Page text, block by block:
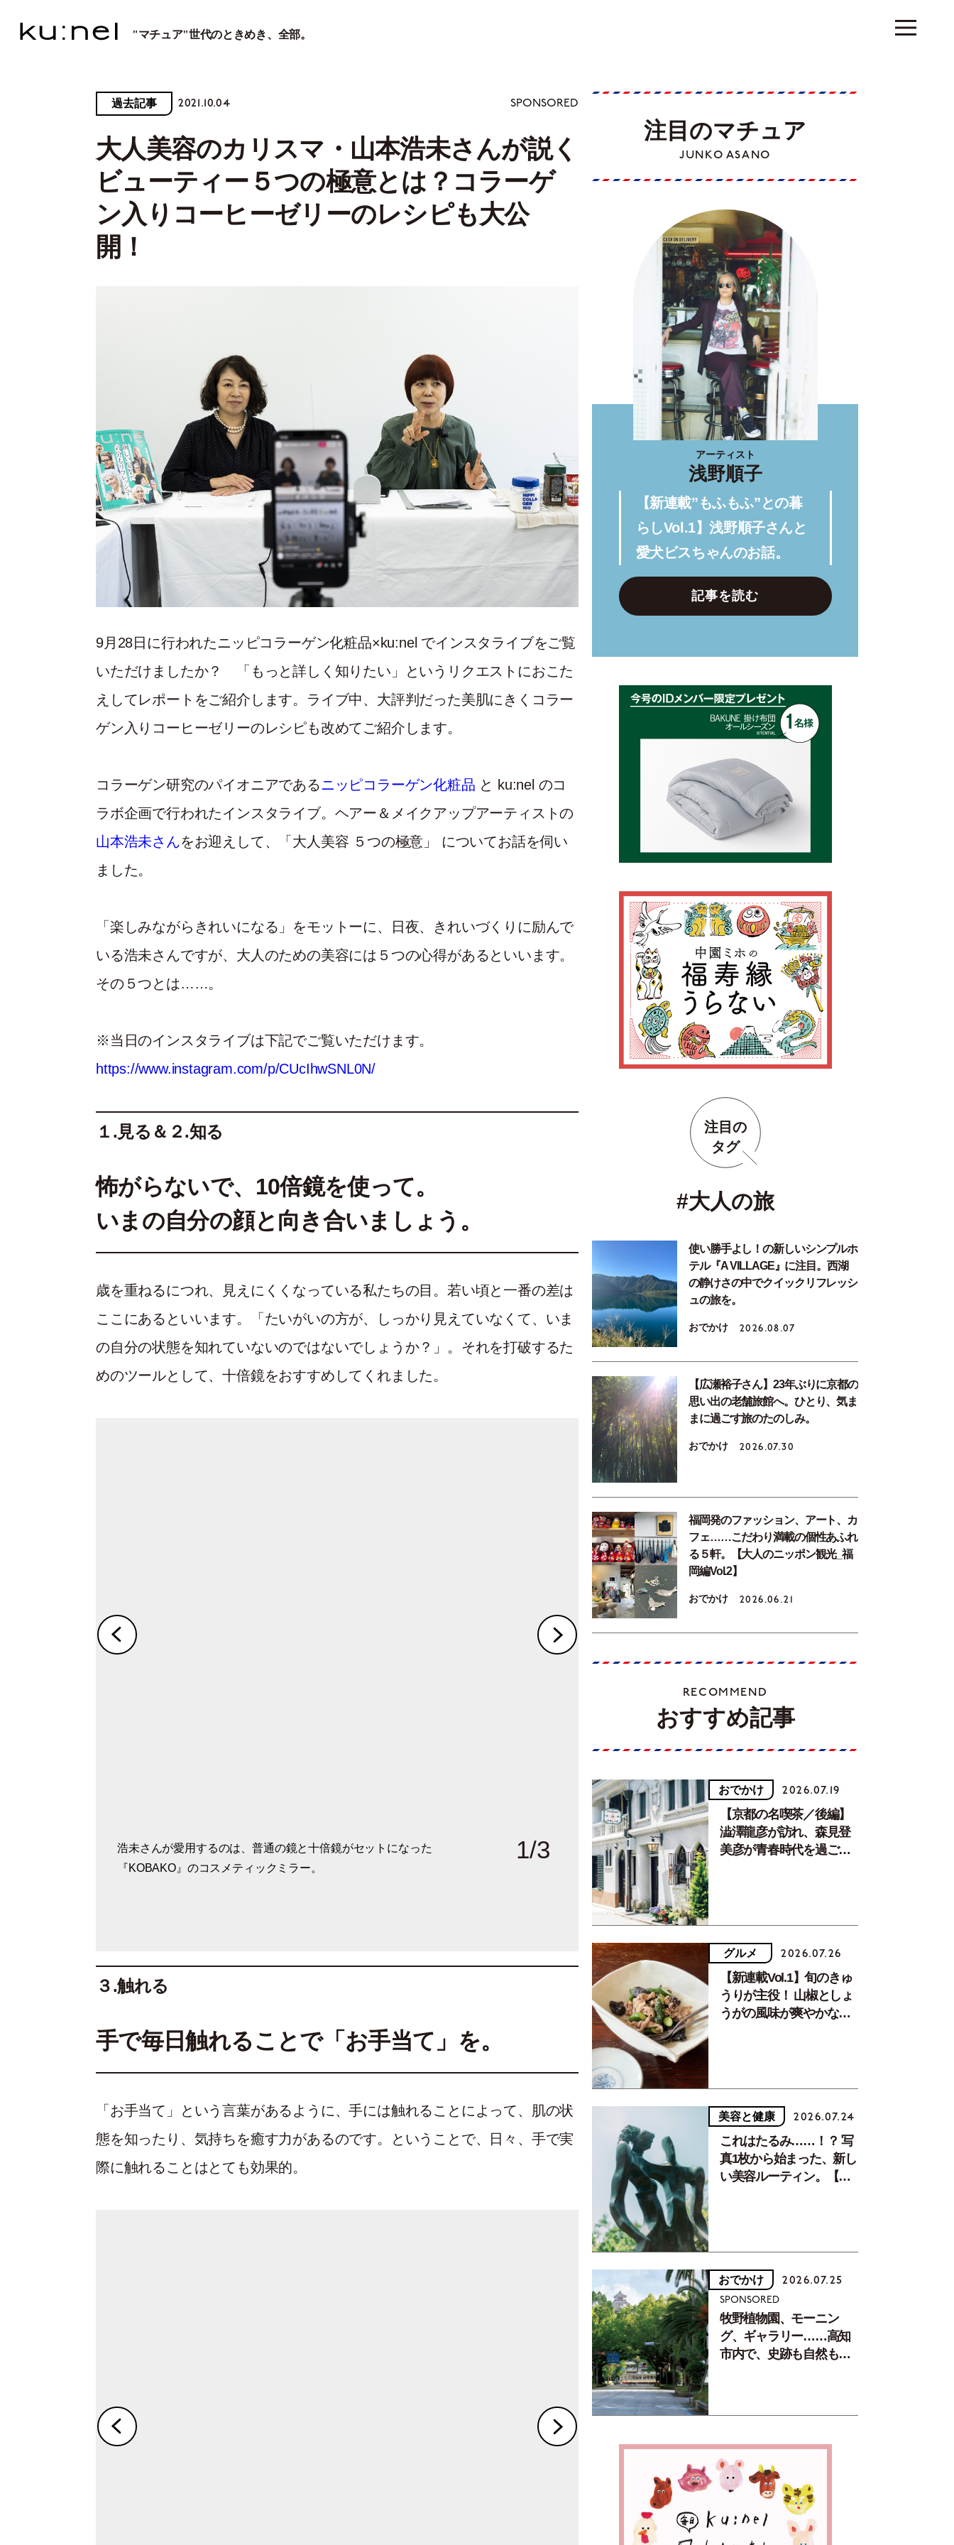
"マチュア"世代のときめき、全部。
過去記事 2021.10.04 SPONSORED
大人美容のカリスマ・山本浩未さんが説く
ビューティー５つの極意とは？コラーゲ
ン入りコーヒーゼリーのレシピも大公
開！
9月28日に行われたニッピコラーゲン化粧品×ku:nel でインスタライブをご覧
いただけましたか？ 「もっと詳しく知りたい」というリクエストにおこた
えしてレポートをご紹介します。ライブ中、大評判だった美肌にきくコラー
ゲン入りコーヒーゼリーのレシピも改めてご紹介します。
コラーゲン研究のパイオニアであるニッピコラーゲン化粧品 と ku:nel のコ
ラボ企画で行われたインスタライブ。ヘアー＆メイクアップアーティストの
山本浩未さんをお迎えして、「大人美容 ５つの極意」 についてお話を伺い
ました。
「楽しみながらきれいになる」をモットーに、日夜、きれいづくりに励んで
いる浩未さんですが、大人のための美容には５つの心得があるといいます。
その５つとは……。
※当日のインスタライブは下記でご覧いただけます。
https://www.instagram.com/p/CUcIhwSNL0N/
１.見る＆２.知る
怖がらないで、10倍鏡を使って。
いまの自分の顔と向き合いましょう。
歳を重ねるにつれ、見えにくくなっている私たちの目。若い頃と一番の差は
ここにあるといいます。「たいがいの方が、しっかり見えていなくて、いま
の自分の状態を知れていないのではないでしょうか？」。それを打破するた
めのツールとして、十倍鏡をおすすめしてくれました。
浩未さんが愛用するのは、普通の鏡と十倍鏡がセットになった
『KOBAKO』のコスメティックミラー。
「10倍鏡でなんか『見たくない！こわい！』ってみなさんおっ
しゃいますが、いまの自分を頭に入れておけば対処法がわかり
「大切なのは木を見て森を見る。ディテールと全体をバランス
よく見てください」
1/3
３.触れる
手で毎日触れることで「お手当て」を。
「お手当て」という言葉があるように、手には触れることによって、肌の状
態を知ったり、気持ちを癒す力があるのです。ということで、日々、手で実
際に触れることはとても効果的。
注目のマチュア
JUNKO ASANO
アーティスト
浅野順子
【新連載”もふもふ”との暮
らしVol.1】浅野順子さんと
愛犬ビスちゃんのお話。
記事を読む
注目の
タグ
#大人の旅
使い勝手よし！の新しいシンプルホ
テル『A VILLAGE』に注目。西湖
の静けさの中でクイックリフレッシ
ュの旅を。
おでかけ 2026.08.07
【広瀬裕子さん】23年ぶりに京都の
思い出の老舗旅館へ。ひとり、気ま
まに過ごす旅のたのしみ。
おでかけ 2026.07.30
福岡発のファッション、アート、カ
フェ……こだわり満載の個性あふれ
る５軒。【大人のニッポン観光_福
岡編Vol.2】
おでかけ 2026.06.21
RECOMMEND
おすすめ記事
おでかけ 2026.07.19
【京都の名喫茶／後編】
澁澤龍彦が訪れ、森見登
美彦が青春時代を過ごし
グルメ 2026.07.26
【新連載Vol.1】旬のきゅ
うりが主役！ 山椒としょ
うがの風味が爽やかな、
美容と健康 2026.07.24
これはたるみ……！？ 写
真1枚から始まった、新し
い美容ルーティン。【中
おでかけ 2026.07.25
SPONSORED
牧野植物園、モーニン
グ、ギャラリー……高知
市内で、史跡も自然もグ